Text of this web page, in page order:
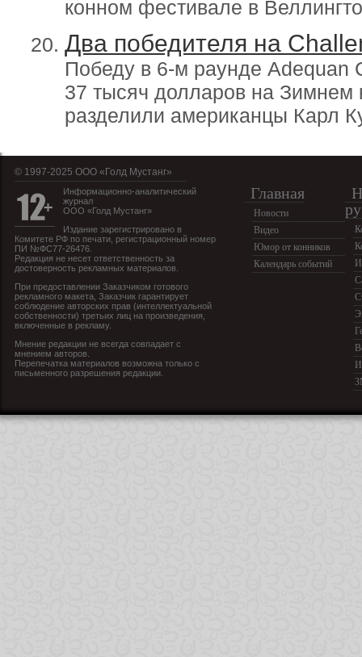
конном фестивале в
Два победителя на
Победу в 6-м раунде
37 тысяч долларов на Зимнем
разделили американцы Карл
© 1997-2025 OOO «Голд Мустанг»
Информационно-аналитический
журнал
ООО «Голд Мустанг»
Издание зарегистрировано в
Комитете РФ по печати, регистрационный номер
ПИ №ФС77-26476.
Редакция не несет ответственность за
достоверность рекламных материалов.
При предоставлении Заказчиком готового
рекламного макета, Заказчик гарантирует
соблюдение авторских прав (интеллектуальной
собственности) третьих лиц на произведения,
включенные в рекламу.
Мнение редакции не всегда совпадает с
мнением авторов.
Перепечатка материалов возможна только с
письменного разрешения редакции.
Главная
Новости
Видео
Юмор от конников
Календарь событий